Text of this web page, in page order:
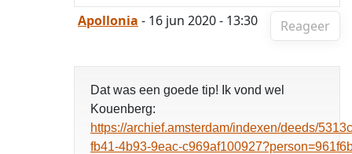
Reageer
Apollonia - 16 jun 2020 - 13:30
Dat was een goede tip! Ik vond wel
Kouenberg:
https://archief.amsterdam/indexen/deeds/
fb41-4b93-9eac-